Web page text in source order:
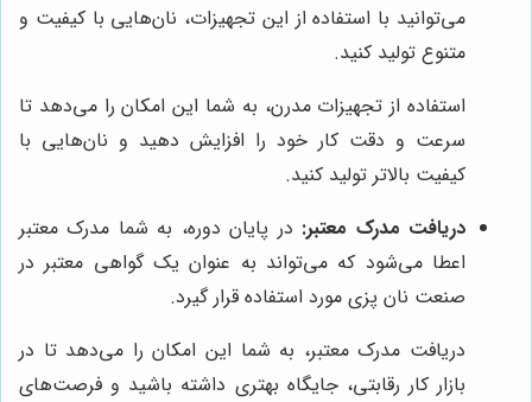
می‌توانید با استفاده از این تجهیزات، نان‌هایی با کیفیت و
متنوع تولید کنید.
استفاده از تجهیزات مدرن، به شما این امکان را می‌دهد تا
سرعت و دقت کار خود را افزایش دهید و نان‌هایی با
کیفیت بالاتر تولید کنید.
دریافت مدرک معتبر: در پایان دوره، به شما مدرک معتبر
اعطا می‌شود که می‌تواند به عنوان یک گواهی معتبر در
صنعت نان پزی مورد استفاده قرار گیرد.
دریافت مدرک معتبر، به شما این امکان را می‌دهد تا در
بازار کار رقابتی، جایگاه بهتری داشته باشید و فرصت‌های